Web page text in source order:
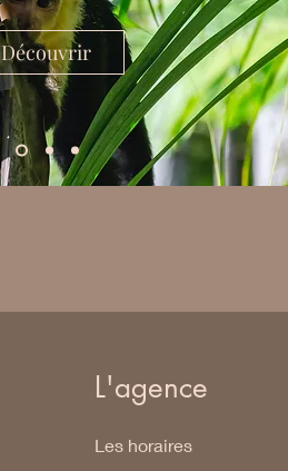
Découvrir
L'agence
Les horaires